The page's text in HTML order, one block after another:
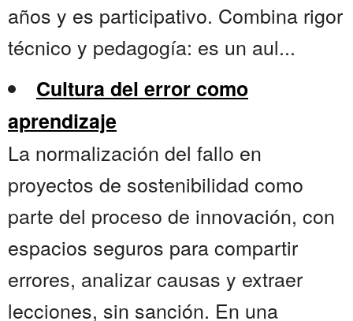
años y es participativo. Combina rigor
técnico y pedagogía: es un aul...
Cultura del error como
aprendizaje
La normalización del fallo en
proyectos de sostenibilidad como
parte del proceso de innovación, con
espacios seguros para compartir
errores, analizar causas y extraer
lecciones, sin sanción. En una